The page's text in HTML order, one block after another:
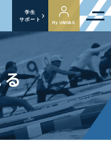
学生
サポート
My UNIVAS
る